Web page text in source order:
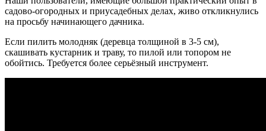
садово-огородных и приусадебных делах, живо откликнулись
на просьбу начинающего дачника.
Если пилить молодняк (деревца толщиной в 3-5 см),
скашивать кустарник и траву, то пилой или топором не
обойтись. Требуется более серьёзный инструмент.